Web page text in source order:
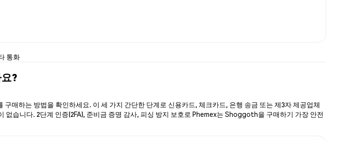
통화
?
매하는 방법을 확인하세요. 이 세 가지 간단한 단계로 신용카드, 체크카드, 은행 송금 또는 제3자 제공업체
습니다. 2단계 인증(2FA), 준비금 증명 감사, 피싱 방지 보호로 Phemex는 Shoggoth을 구매하기 가장 안전